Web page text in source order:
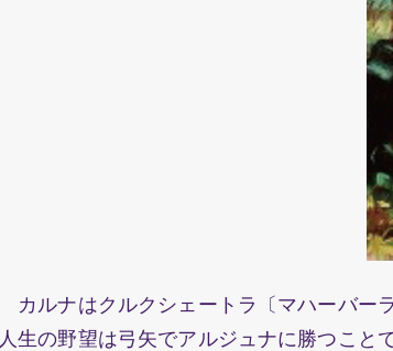
カルナはクルクシェートラ〔マハーバー
人生の野望は弓矢でアルジュナに勝つこと